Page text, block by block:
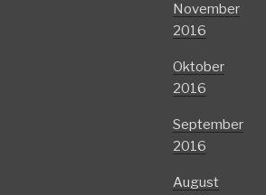
November
2016
Oktober
2016
September
2016
August